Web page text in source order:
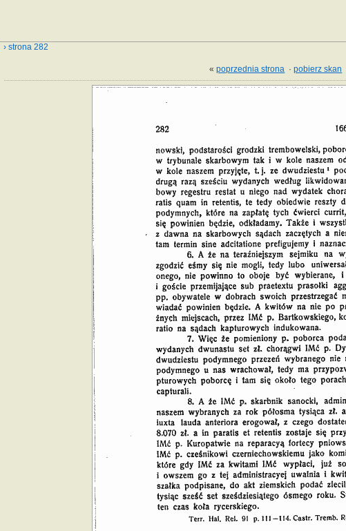
› strona 282
«poprzednia strona ·pobierz skan